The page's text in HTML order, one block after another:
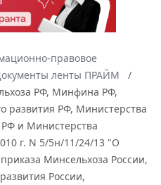
правовое
ленты ПРАЙМ
РФ, Минфина РФ,
развития РФ, Министерства
и Министерства
г. N 5/5н/11/24/13 "О
Минсельхоза России,
России,